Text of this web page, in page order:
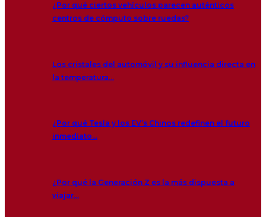
¿Por qué ciertos vehículos parecen auténticos
centros de cómputo sobre ruedas?
Los cristales del automóvil y su influencia directa en
la temperatura…
¿Por qué Tesla y los EV’s Chinos redefinen el futuro
inmediato…
¿Por qué la Generación Z es la más dispuesta a
viajar…